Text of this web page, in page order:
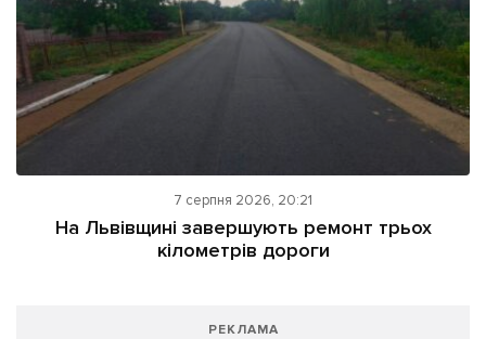
7 серпня 2026, 20:21
На Львівщині завершують ремонт трьох
кілометрів дороги
РЕКЛАМА